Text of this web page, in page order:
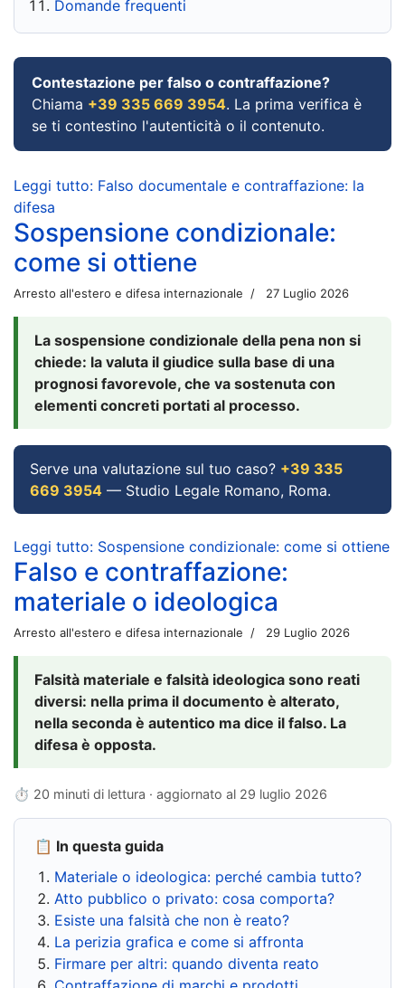
Domande frequenti
Contestazione per falso o contraffazione?
Chiama +39 335 669 3954. La prima verifica è
se ti contestino l'autenticità o il contenuto.
Leggi tutto: Falso documentale e contraffazione: la
difesa
Sospensione condizionale:
come si ottiene
Arresto all'estero e difesa internazionale 27 Luglio 2026
La sospensione condizionale della pena non si
chiede: la valuta il giudice sulla base di una
prognosi favorevole, che va sostenuta con
elementi concreti portati al processo.
Serve una valutazione sul tuo caso? +39 335
669 3954 — Studio Legale Romano, Roma.
Leggi tutto: Sospensione condizionale: come si ottiene
Falso e contraffazione:
materiale o ideologica
Arresto all'estero e difesa internazionale 29 Luglio 2026
Falsità materiale e falsità ideologica sono reati
diversi: nella prima il documento è alterato,
nella seconda è autentico ma dice il falso. La
difesa è opposta.
⏱ 20 minuti di lettura · aggiornato al 29 luglio 2026
📋 In questa guida
Materiale o ideologica: perché cambia tutto?
Atto pubblico o privato: cosa comporta?
Esiste una falsità che non è reato?
La perizia grafica e come si affronta
Firmare per altri: quando diventa reato